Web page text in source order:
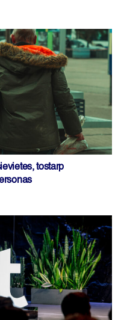
tostarp